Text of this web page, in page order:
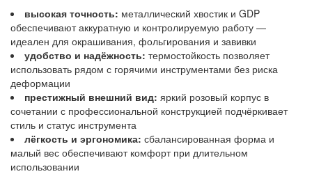
высокая точность: металлический хвостик и GDP
обеспечивают аккуратную и контролируемую работу —
идеален для окрашивания, фольгирования и завивки
удобство и надёжность: термостойкость позволяет
использовать рядом с горячими инструментами без риска
деформации
престижный внешний вид: яркий розовый корпус в
сочетании с профессиональной конструкцией подчёркивает
стиль и статус инструмента
лёгкость и эргономика: сбалансированная форма и
малый вес обеспечивают комфорт при длительном
использовании